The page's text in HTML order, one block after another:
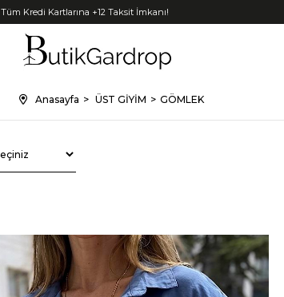
Tüm Kredi Kartlarına +12 Taksit İmkanı!
Anasayfa ÜST GİYİM GÖMLEK